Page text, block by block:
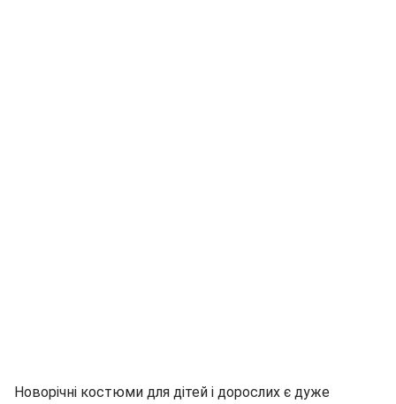
Новорічні костюми для дітей і дорослих є дуже